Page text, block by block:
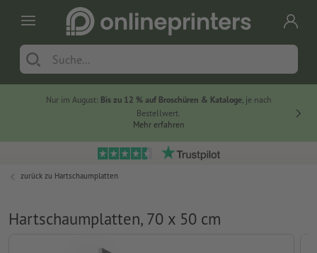
Nur im August: Bis zu 12 % auf Broschüren & Kataloge, je nach
Bestellwert.
Mehr erfahren
zurück zu Hartschaumplatten
Hartschaumplatten, 70 x 50 cm